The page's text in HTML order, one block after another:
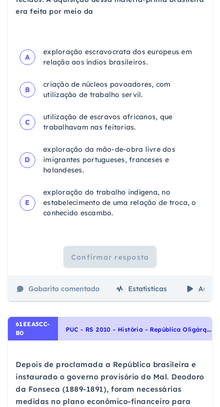
era feita por meio da
A
exploração escravocrata dos europeus em
relação aos índios brasileiros.
B
criação de núcleos povoadores, com
utilização de trabalho servil.
C
utilização de escravos africanos, que
trabalhavam nas feitorias.
D
exploração da mão-de-obra livre dos
imigrantes portugueses, franceses e
holandeses.
E
exploração do trabalho indígena, no
estabelecimento de uma relação de troca, o
conhecido escambo.
Confirmar resposta
Gabarito comentado Estatísticas Aulas
61EEA5CC-
B0
P
UC - RS 2010 - História - República Oligárquica - 1889 a 1930, História do Brasil
Depois de proclamada a República brasileira e
instaurado o governo provisório do Mal. Deodoro
da Fonseca (1889-1891), foram necessárias
medidas no plano econômico-financeiro para